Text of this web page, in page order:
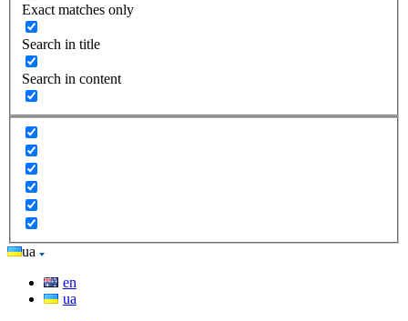
Exact matches only
Search in title
Search in content
ua
en
ua